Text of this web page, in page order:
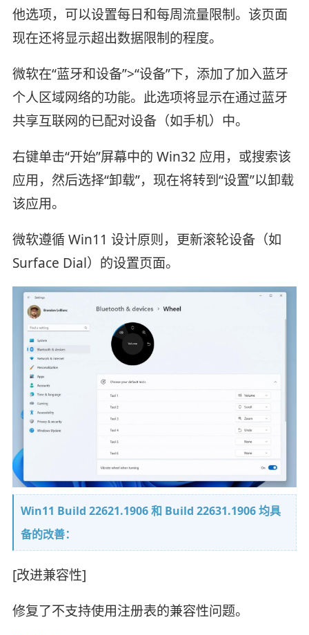
他选项，可以设置每日和每周流量限制。该页面
现在还将显示超出数据限制的程度。
微软在“蓝牙和设备”>“设备”下，添加了加入蓝牙
个人区域网络的功能。此选项将显示在通过蓝牙
共享互联网的已配对设备（如手机）中。
右键单击“开始”屏幕中的 Win32 应用，或搜索该
应用，然后选择“卸载”，现在将转到“设置”以卸载
该应用。
微软遵循 Win11 设计原则，更新滚轮设备（如
Surface Dial）的设置页面。
Win11 Build 22621.1906 和 Build 22631.1906 均具
备的改善：
[改进兼容性]
修复了不支持使用注册表的兼容性问题。